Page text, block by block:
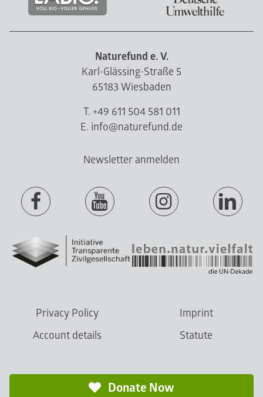
Naturefund e. V.
Karl-Glässing-Straße 5
65183 Wiesbaden
T. +49 611 504 581 011
E. info@naturefund.de
Newsletter anmelden
Privacy Policy
Imprint
Account details
Statute
Donate Now